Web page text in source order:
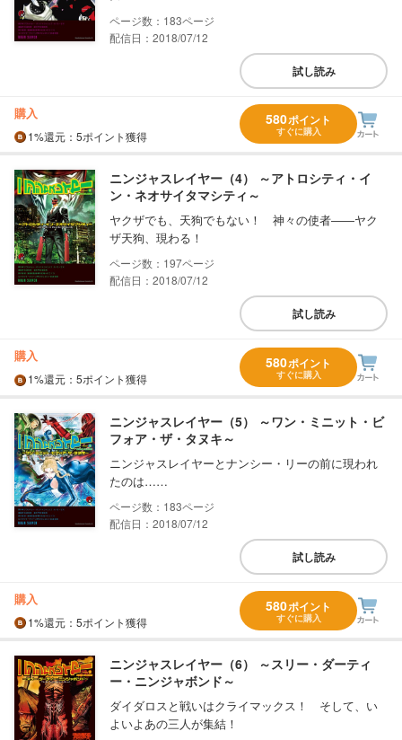
183
配信日：2018/07/12
試し読み
購入
1%還元 ：5ポイント獲得
580ポイント
すぐに購入
ニンジャスレイヤー（4） ～アトロシティ・イ
ン・ネオサイタマシティ～
ヤクザでも、天狗でもない！ 神々の使者――ヤク
ザ天狗、現わる！
197
配信日：2018/07/12
試し読み
購入
1%還元 ：5ポイント獲得
580ポイント
すぐに購入
ニンジャスレイヤー（5） ～ワン・ミニット・ビ
フォア・ザ・タヌキ～
ニンジャスレイヤーとナンシー・リーの前に現われ
たのは……
183
配信日：2018/07/12
試し読み
購入
1%還元 ：5ポイント獲得
580ポイント
すぐに購入
ニンジャスレイヤー（6） ～スリー・ダーティ
ー・ニンジャボンド～
ダイダロスと戦いはクライマックス！ そして、い
よいよあの三人が集結！